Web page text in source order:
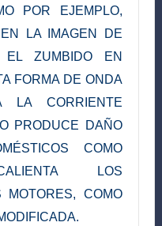
POR EJEMPLO,
LA IMAGEN DE
ZUMBIDO EN
FORMA DE ONDA
CORRIENTE
PRODUCE DAÑO
COMO
LOS
MOTORES, COMO